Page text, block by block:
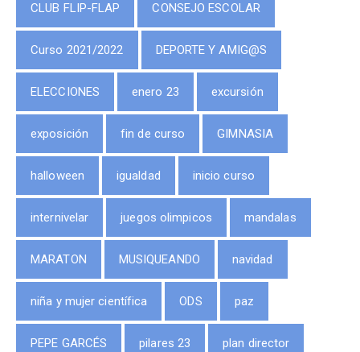
CLUB FLIP-FLAP CONSEJO ESCOLAR
Curso 2021/2022 DEPORTE Y AMIG@S
ELECCIONES enero 23 excursión
exposición fin de curso GIMNASIA
halloween igualdad inicio curso
internivelar juegos olimpicos mandalas
MARATON MUSIQUEANDO navidad
niña y mujer científica ODS paz
PEPE GARCÉS pilares 23 plan director